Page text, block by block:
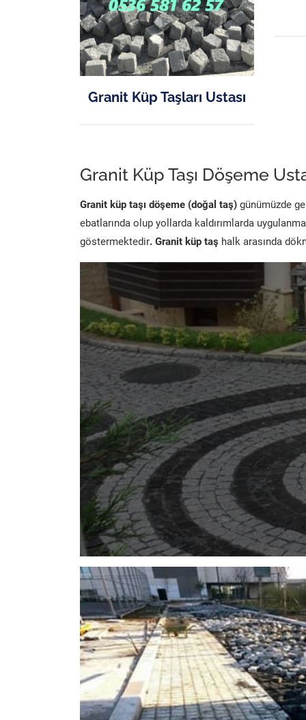
Granit Küp Taşları Ustası
Granit Küp Taşı Döşeme
Granit küp taşı döşeme (doğal taş) günümüzde
ebatlarında olup yollarda kaldırımlarda
göstermektedir. Granit küp taş halk arasında